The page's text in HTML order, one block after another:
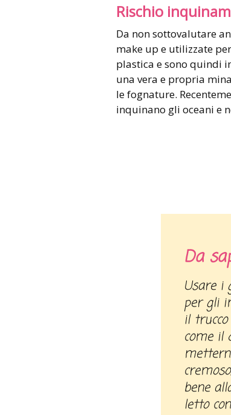
Rischio
Da non sottovalutare
make up e utilizzate
plastica e sono quindi
una vera e propria
le fognature.
inquinano gli oceani e
Da
Usare i glitter con molta parsimonia e solo
per gli
il
come il
bene
letto